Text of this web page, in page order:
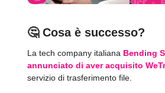
🤔 Cosa è successo?
La tech company italiana Bending
annunciato di aver acquisito
servizio di trasferimento file.